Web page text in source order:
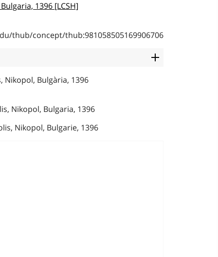
1396 [LCSH]
thub/concept/thub:981058505169906706
Nikopol, Bulgària, 1396
Nikopol, Bulgaria, 1396
Nikopol, Bulgarie, 1396